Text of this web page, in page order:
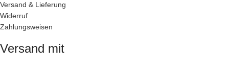
Versand & Lieferung
Widerruf
Zahlungsweisen
Versand mit